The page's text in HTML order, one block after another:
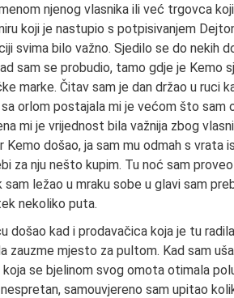
njenog vlasnika ili već trgovca
koji je nastupio s potpisivanjem
svima bilo važno. Sjedilo se do nekih
sam se probudio, tamo gdje je Kemo
marke. Čitav sam je dan držao u ruci
orlom postajala mi je većom što sam
mi je vrijednost bila važnija zbog
Kemo došao, ja sam mu odmah s vrata
za nju nešto kupim. Tu noć sam
ležao u mraku sobe u glavi sam
nekoliko puta.
došao kad i prodavačica koja je tu
zauzme mjesto za pultom. Kad sam
koja se bjelinom svog omota otimala
samouvjereno sam upitao